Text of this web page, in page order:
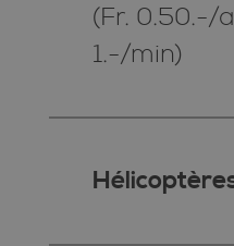
(Fr. 0.50.-/
1.-/min)